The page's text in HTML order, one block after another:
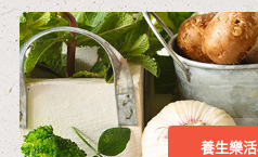
養生樂